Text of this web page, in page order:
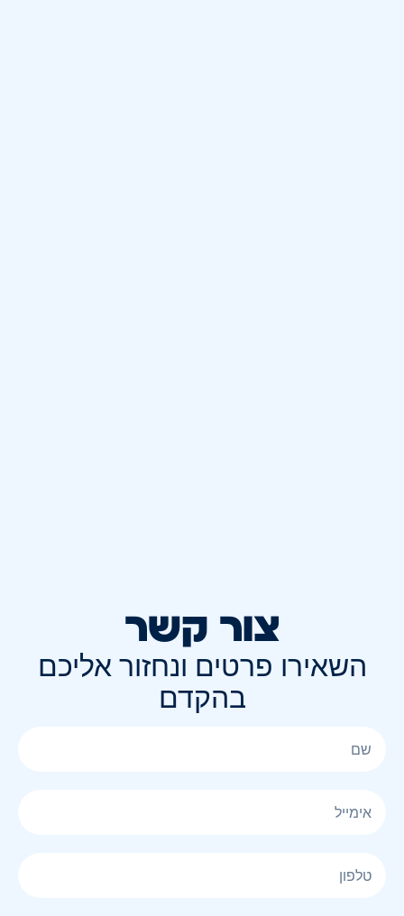
צור קשר
השאירו פרטים ונחזור אליכם
בהקדם